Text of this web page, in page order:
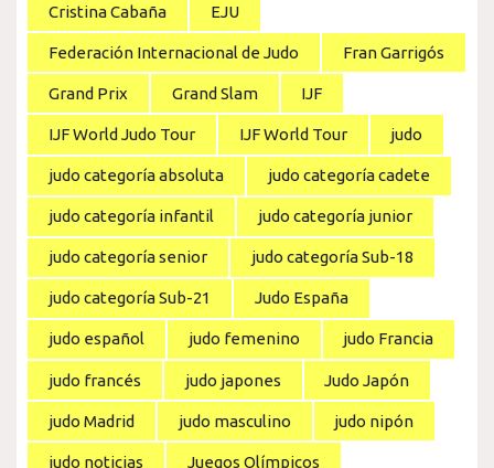
Cristina Cabaña EJU
Federación Internacional de Judo Fran Garrigós
Grand Prix Grand Slam IJF
IJF World Judo Tour IJF World Tour judo
judo categoría absoluta judo categoría cadete
judo categoría infantil judo categoría junior
judo categoría senior judo categoría Sub-18
judo categoría Sub-21 Judo España
judo español judo femenino judo Francia
judo francés judo japones Judo Japón
judo Madrid judo masculino judo nipón
judo noticias Juegos Olímpicos